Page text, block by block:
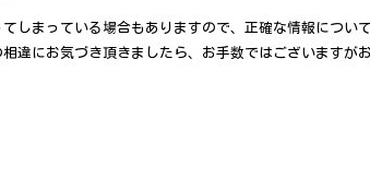
しまっている場合もありますので、正確な情報につい
違にお気づき頂きましたら、お手数ではございますが